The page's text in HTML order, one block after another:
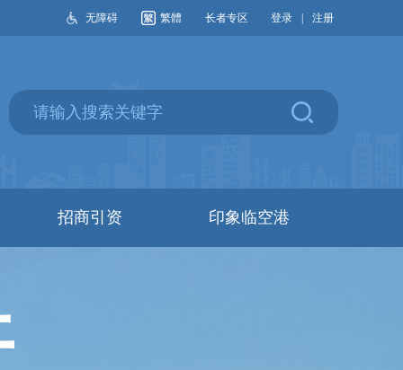
无障碍 繁體 长者专区 登录 注册
招商引资 印象临空港